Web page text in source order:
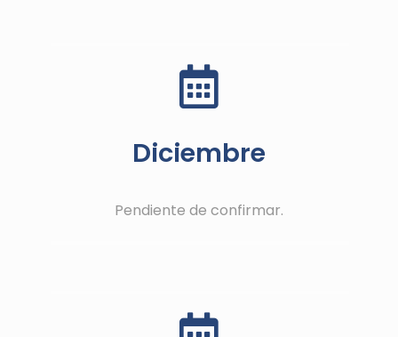
Diciembre
Pendiente de confirmar.